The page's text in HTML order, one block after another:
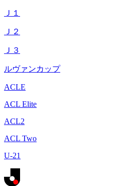
Ｊ１
Ｊ２
Ｊ３
ルヴァンカップ
ACLE
ACL Elite
ACL2
ACL Two
U-21